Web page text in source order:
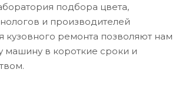
подбора цвета,
и производителей
кузовного ремонта позволяют нам
машину в короткие сроки и